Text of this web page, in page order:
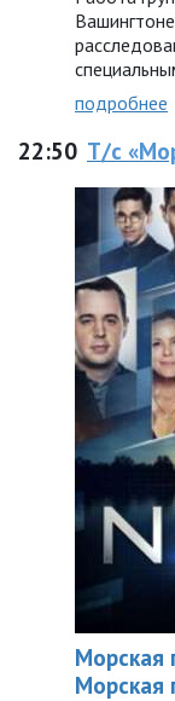
подробнее
22:50 Т/с
Морская
Морская